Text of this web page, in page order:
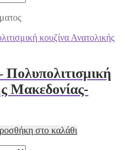
Μακεδονίας-
στο καλάθι